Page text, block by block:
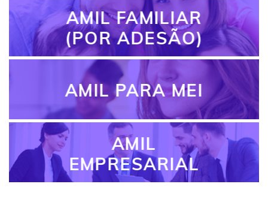
AMIL FAMILIAR
(POR ADESÃO)
AMIL PARA MEI
AMIL
EMPRESARIAL